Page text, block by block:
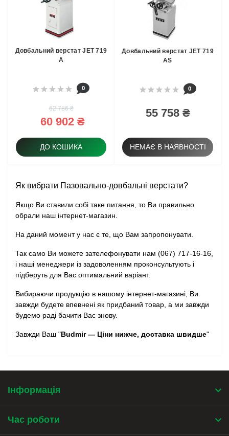
Довбальний верстат JET 719
A
0
62 786 ₴
60 902 ₴
ДО КОШИКА
Довбальний верстат JET 719
AS
0
55 758 ₴
НЕМАЄ В НАЯВНОСТІ
Як вибрати Пазовально-довбальні верстати?
Якщо Ви ставили собі таке питання, то Ви правильно
обрали наш інтернет-магазин.
На даний момент у нас є те, що Вам запропонувати.
Так само Ви можете зателефонувати нам (067) 717-16-16,
і наші менеджери із задоволенням проконсультують і
підберуть для Вас оптимальний варіант.
Вибираючи продукцію в нашому інтернет-магазині, Ви
завжди будете впевнені як придбаний товар, а ми завжди
будемо раді бачити Вас знову.
Завжди Ваш "Budmir — Ціни нижче, доставка швидше"
Інформація
Час роботи